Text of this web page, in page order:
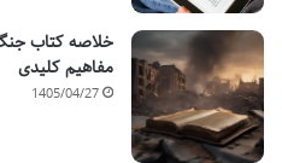
خلاصه کتاب
مفاهیم کلیدی
1405/04/27